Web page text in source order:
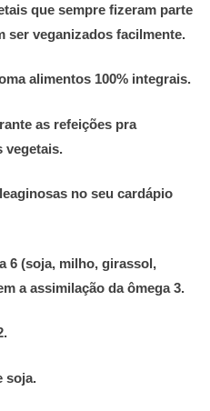
que sempre fizeram parte
ser veganizados facilmente.
alimentos 100% integrais.
as refeições pra
vegetais.
no seu cardápio
6 (soja, milho, girassol,
a assimilação da ômega 3.
soja.